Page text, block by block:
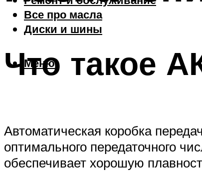
Все про масла
Диски и шины
Меню
Что такое
Автоматическая коробка
оптимального передаточного
обеспечивает хорошую